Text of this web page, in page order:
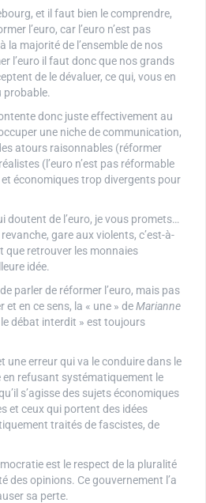
et il faut bien le comprendre,
l’euro, car l’euro n’est pas
la majorité de l’ensemble de nos
l’euro il faut donc que nos grands
de le dévaluer, ce qui, vous en
probable.
donc juste effectivement au
une niche de communication,
atours raisonnables (réformer
(l’euro n’est pas réformable
économiques trop divergents pour
doutent de l’euro, je vous promets…
gare aux violents, c’est-à-
que retrouver les monnaies
idée.
parler de réformer l’euro, mais pas
en ce sens, la « une » deMarianne
le débat interdit » est toujours
une erreur qui va le conduire dans le
en refusant systématiquement le
s’agisse des sujets économiques
et ceux qui portent des idées
traités de fascistes, de
est le respect de la pluralité
des opinions. Ce gouvernement l’a
sa perte.